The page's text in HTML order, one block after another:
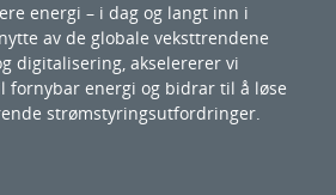
energi – i dag og langt inn i
av de globale veksttrendene
digitalisering, akselererer vi
fornybar energi og bidrar til å løse
strømstyringsutfordringer.